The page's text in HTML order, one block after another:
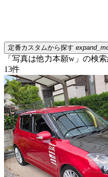
定番カスタムから探す
「写真は他力本願w」の検
13件